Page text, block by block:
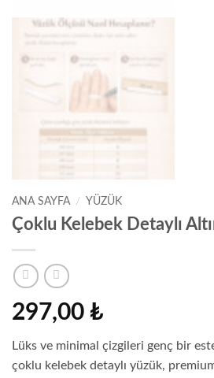
ANA SAYFA / YÜZÜK
Çoklu Kelebek Detaylı
297,00 ₺
Lüks ve minimal çizgileri genç bir
çoklu kelebek detaylı yüzük,